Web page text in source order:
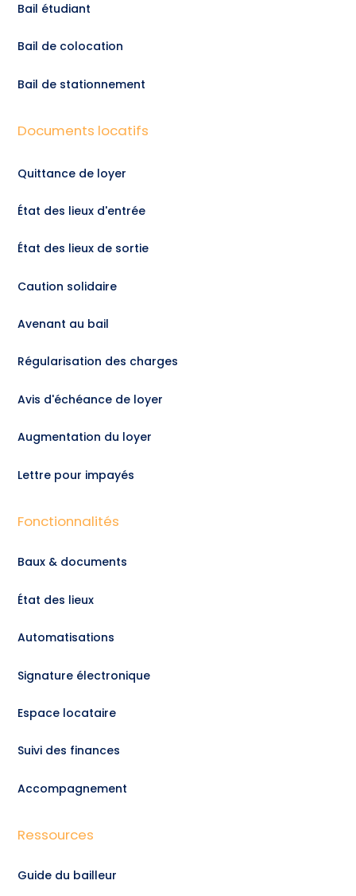
Bail étudiant
Bail de colocation
Bail de stationnement
Documents locatifs
Quittance de loyer
État des lieux d'entrée
État des lieux de sortie
Caution solidaire
Avenant au bail
Régularisation des charges
Avis d'échéance de loyer
Augmentation du loyer
Lettre pour impayés
Fonctionnalités
Baux & documents
État des lieux
Automatisations
Signature électronique
Espace locataire
Suivi des finances
Accompagnement
Ressources
Guide du bailleur